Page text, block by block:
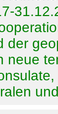
der
neue